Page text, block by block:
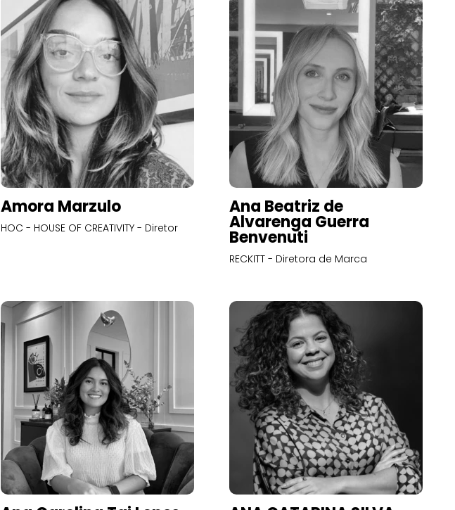
Amora Marzulo
HOC - HOUSE OF CREATIVITY - Diretor
Ana Beatriz de
Alvarenga Guerra
Benvenuti
RECKITT - Diretora de Marca